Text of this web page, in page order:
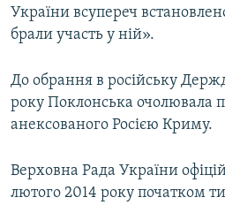
України всупереч
брали участь у ній».
До обрання в російську
року Поклонська очолювала
анексованого Росією Криму.
Верховна Рада України
лютого 2014 року початком